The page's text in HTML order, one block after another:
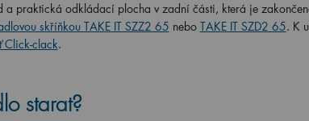
a praktická odkládací plocha v zadní části, která je
skříňkou TAKE IT SZZ2 65 nebo TAKE IT SZD2 65. K
Click-clack.
starat?